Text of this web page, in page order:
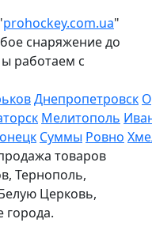
prohockey.com.ua"
снаряжение до
работаем с
Днепропетровск
Мелитополь
Суммы Ровно
товаров
Тернополь,
Церковь,
города.